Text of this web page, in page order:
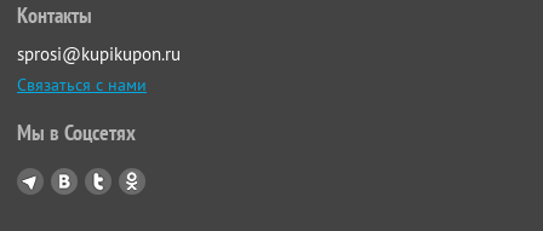
Контакты
sprosi@kupikupon.ru
Связаться с нами
Мы в Соцсетях